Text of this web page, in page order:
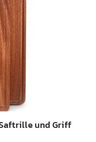
und Griff